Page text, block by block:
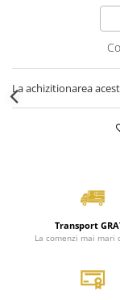
La achizitionarea
Transport
La comenzi mai mari